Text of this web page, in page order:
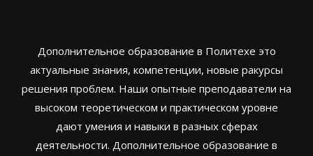
Дополнительное образование в Политехе это
актуальные знания, компетенции, новые ракурсы
решения проблем. Наши опытные преподаватели на
высоком теоретическом и практическом уровне
дают умения и навыки в разных сферах
деятельности. Дополнительное образование в